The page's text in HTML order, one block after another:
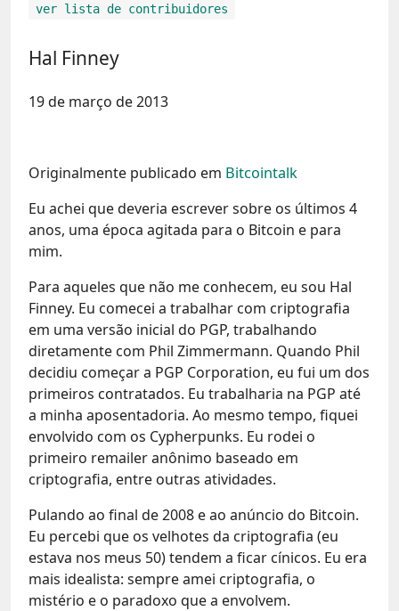
ver lista de contribuidores
Hal Finney
19 de março de 2013
Originalmente publicado em Bitcointalk
Eu achei que deveria escrever sobre os últimos 4
anos, uma época agitada para o Bitcoin e para
mim.
Para aqueles que não me conhecem, eu sou Hal
Finney. Eu comecei a trabalhar com criptografia
em uma versão inicial do PGP, trabalhando
diretamente com Phil Zimmermann. Quando Phil
decidiu começar a PGP Corporation, eu fui um dos
primeiros contratados. Eu trabalharia na PGP até
a minha aposentadoria. Ao mesmo tempo, fiquei
envolvido com os Cypherpunks. Eu rodei o
primeiro remailer anônimo baseado em
criptografia, entre outras atividades.
Pulando ao final de 2008 e ao anúncio do Bitcoin.
Eu percebi que os velhotes da criptografia (eu
estava nos meus 50) tendem a ficar cínicos. Eu era
mais idealista: sempre amei criptografia, o
mistério e o paradoxo que a envolvem.